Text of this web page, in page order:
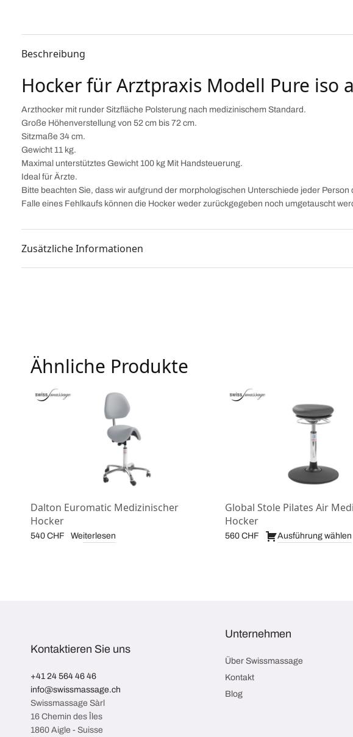
Beschreibung
Hocker für Arztpraxis Modell Pure iso
Arzthocker mit runder Sitzfläche Polsterung nach medizinischem Standard.
Große Höhenverstellung von 52 cm bis 72 cm.
Sitzmaße 34 cm.
Gewicht 11 kg.
Maximal unterstütztes Gewicht 100 kg Mit Handsteuerung.
Ideal für Ärzte.
Bitte beachten Sie, dass wir aufgrund der morphologischen Unterschiede jeder
Falle eines Fehlkaufs können die Hocker weder zurückgegeben noch umgetauscht
Zusätzliche Informationen
Ähnliche Produkte
Dalton Euromatic Medizinischer
Hocker
540 CHF Weiterlesen
Global Stole Pilates Air
Hocker
560 CHF Ausführung wählen
Kontaktieren Sie uns
+41 24 564 46 46
info@swissmassage.ch
Swissmassage Sàrl
16 Chemin des Îles
1860 Aigle - Suisse
Unternehmen
Über Swissmassage
Kontakt
Blog